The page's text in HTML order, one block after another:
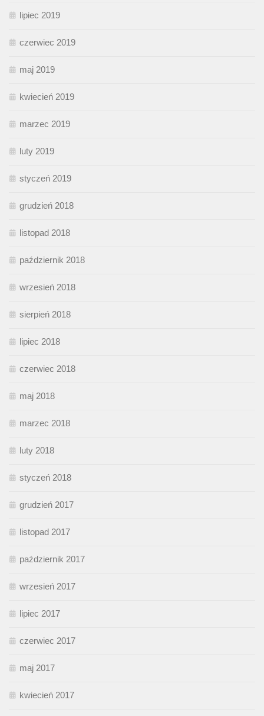
lipiec 2019
czerwiec 2019
maj 2019
kwiecień 2019
marzec 2019
luty 2019
styczeń 2019
grudzień 2018
listopad 2018
październik 2018
wrzesień 2018
sierpień 2018
lipiec 2018
czerwiec 2018
maj 2018
marzec 2018
luty 2018
styczeń 2018
grudzień 2017
listopad 2017
październik 2017
wrzesień 2017
lipiec 2017
czerwiec 2017
maj 2017
kwiecień 2017